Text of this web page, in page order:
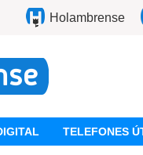
Holambrense
TELEFONES